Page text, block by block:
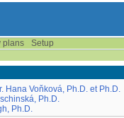
plans
Setup
Hana Voňková, Ph.D. et Ph.D.
Ph.D.
Ph.D.